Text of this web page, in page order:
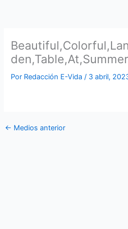
Por Redacción E-Vida/ 3 abril,
← Medios anterior